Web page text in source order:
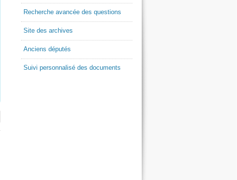
Recherche avancée des questions
Site des archives
Anciens députés
Suivi personnalisé des documents